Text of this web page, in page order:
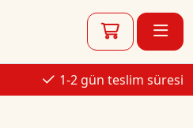
1-2 gün teslim süresi